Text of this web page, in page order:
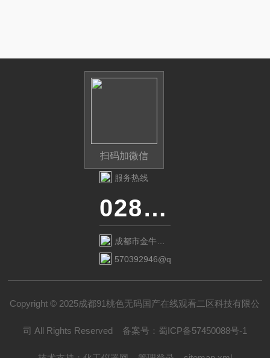
扫码加微信
服务热线
028-87741718
成都市金牛区
金府路799号1
570392946@qq.com
Copyright © 2025成都91桃色无码国产在线观看二区科技有限公
司 All Rights Reserved 备案号： 蜀ICP备57450088号-1